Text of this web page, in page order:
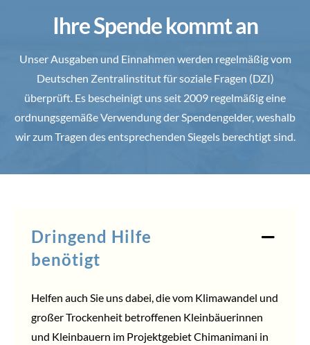
Ihre Spende kommt an
Unser Ausgaben und Einnahmen werden regelmäßig vom
Deutschen Zentralinstitut für soziale Fragen (DZI)
überprüft. Es bescheinigt uns seit 2009 regelmäßig eine
ordnungsgemäße Verwendung der Spendengelder, weshalb
wir zum Tragen des entsprechenden Siegels berechtigt sind.
Dringend Hilfe
benötigt
Helfen auch Sie uns dabei, die vom Klimawandel und
großer Trockenheit betroffenen Kleinbäuerinnen
und Kleinbauern im Projektgebiet Chimanimani in